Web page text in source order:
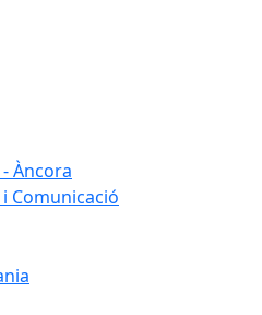
Àncora
Comunicació